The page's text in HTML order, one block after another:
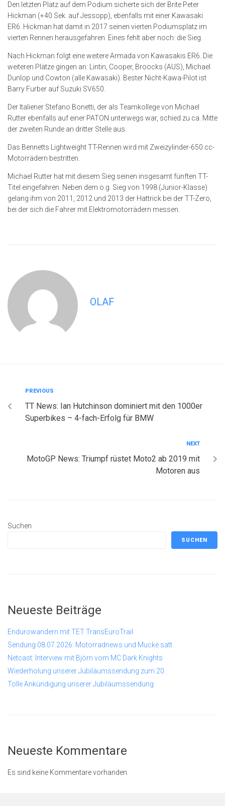
Den letzten Platz auf dem Podium sicherte sich der Brite Peter
Hickman (+40 Sek. auf Jessopp), ebenfalls mit einer Kawasaki
ER6. Hickman hat damit in 2017 seinen vierten Podiumsplatz im
vierten Rennen herausgefahren. Eines fehlt aber noch: die Sieg.
Nach Hickman folgt eine weitere Armada von Kawasakis ER6. Die
weiteren Plätze gingen an: Lintin, Cooper, Broocks (AUS), Michael
Dunlop und Cowton (alle Kawasaki). Bester Nicht-Kawa-Pilot ist
Barry Furber auf Suzuki SV650.
Der Italiener Stefano Bonetti, der als Teamkollege von Michael
Rutter ebenfalls auf einer PATON unterwegs war, schied zu ca. Mitte
der zweiten Runde an dritter Stelle aus.
Das Bennetts Lightweight TT-Rennen wird mit Zweizylinder-650 cc-
Motorrädern bestritten.
Michael Rutter hat mit diesem Sieg seinen insgesamt fünften TT-
Titel eingefahren. Neben dem o.g. Sieg von 1998 (Junior-Klasse)
gelang ihm von 2011, 2012 und 2013 der Hattrick bei der TT-Zero,
bei der sich die Fahrer mit Elektromotorrädern messen.
OLAF
PREVIOUS
TT News: Ian Hutchinson dominiert mit den 1000er
Superbikes – 4-fach-Erfolg für BMW
NEXT
MotoGP News: Triumpf rüstet Moto2 ab 2019 mit
Motoren aus
Suchen
SUCHEN
Neueste Beiträge
Endurowandern mit TET TransEuroTrail
Sendung 08.07.2026: Motorradnews und Mucke satt
Netcast: Interview mit Björn vom MC Dark Knights
Wiederholung unserer Jubiläumssendung zum 20.
Tolle Ankündigung unserer Jubiläumssendung
Neueste Kommentare
Es sind keine Kommentare vorhanden.